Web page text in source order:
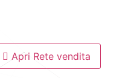
Apri Rete vendita